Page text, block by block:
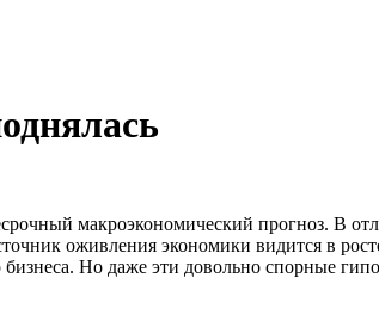
макроэкономический прогноз. В
оживления экономики видится в
Но даже эти довольно спорные